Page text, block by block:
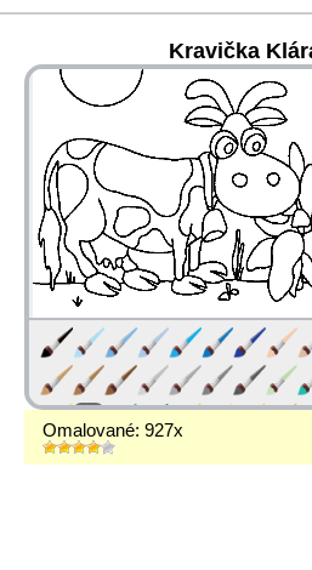
Kravička
Omalované: 927x